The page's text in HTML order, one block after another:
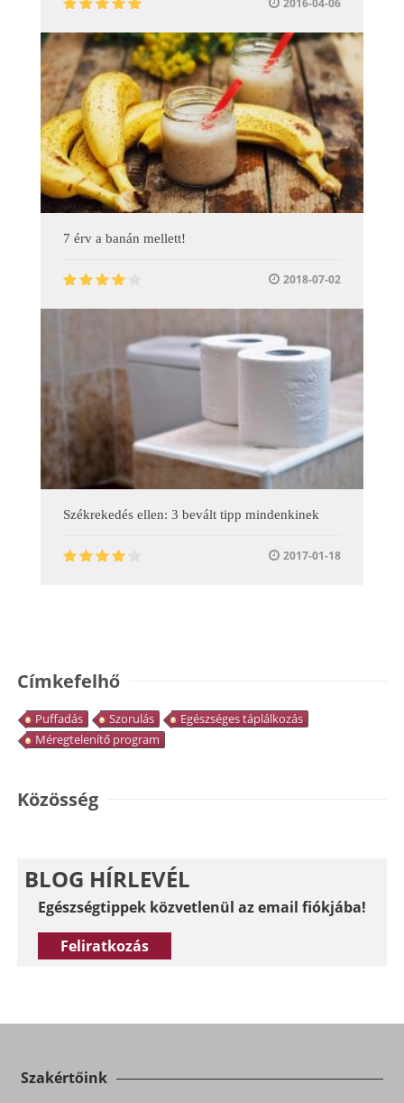
7 érv a banán mellett!
2018-07-02
Székrekedés ellen: 3 bevált tipp mindenkinek
2017-01-18
Címkefelhő
Puffadás Szorulás
Egészséges táplálkozás
Méregtelenítő program
Közösség
BLOG HÍRLEVÉL
Egészségtippek közvetlenül az email fiókjába!
Feliratkozás
Szakértőink